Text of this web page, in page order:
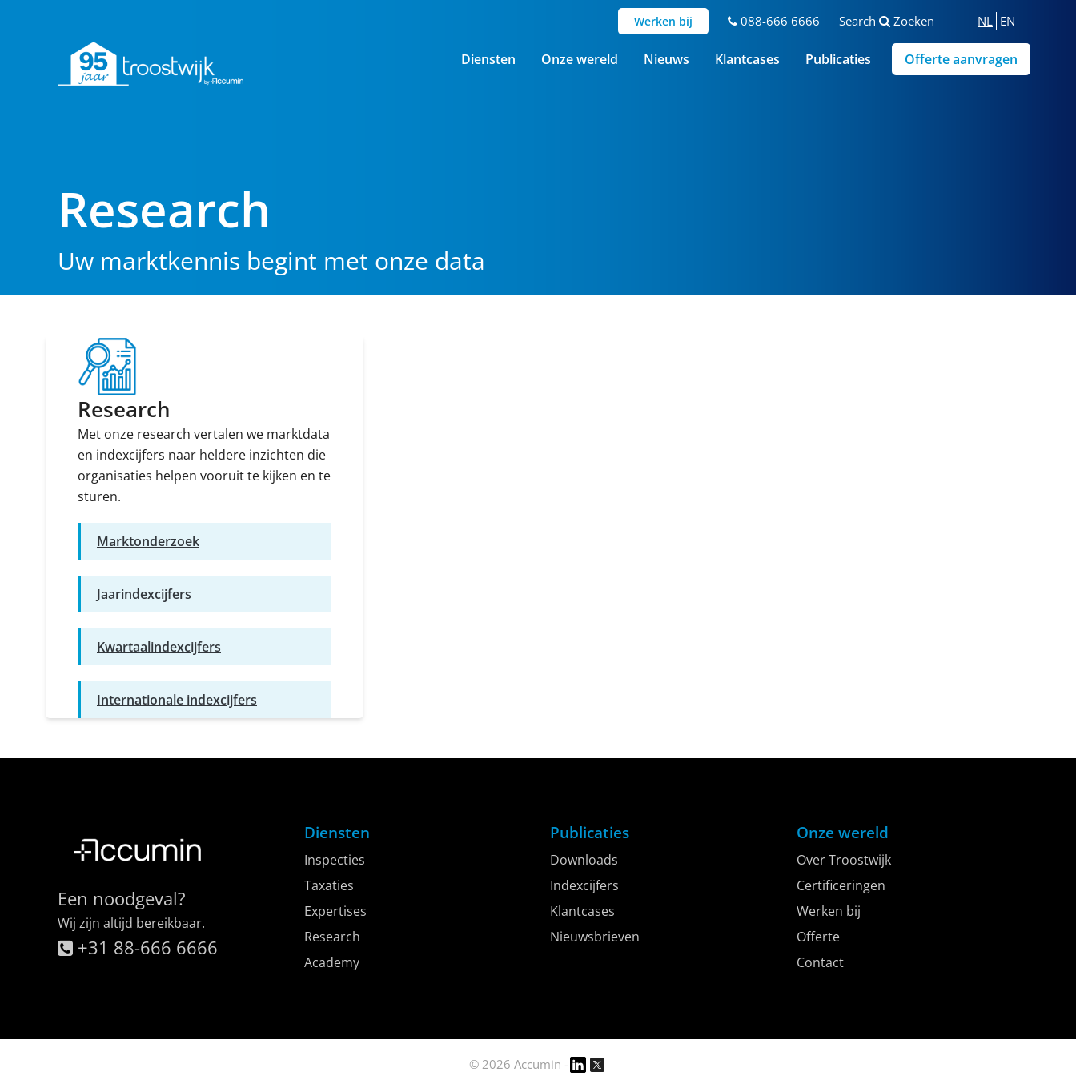
NL EN
Werken bij 088-666 6666 Search Zoeken
Diensten Onze wereld Nieuws Klantcases Publicaties Offerte aanvragen
Research
Uw marktkennis begint met onze data
Research
Met onze research vertalen we marktdata
en indexcijfers naar heldere inzichten die
organisaties helpen vooruit te kijken en te
sturen.
Marktonderzoek
Jaarindexcijfers
Kwartaalindexcijfers
Internationale indexcijfers
Een noodgeval?
Wij zijn altijd bereikbaar.
+31 88-666 6666
Diensten
Inspecties
Taxaties
Expertises
Research
Academy
Publicaties
Downloads
Indexcijfers
Klantcases
Nieuwsbrieven
Onze wereld
Over Troostwijk
Certificeringen
Werken bij
Offerte
Contact
© 2026 Accumin -